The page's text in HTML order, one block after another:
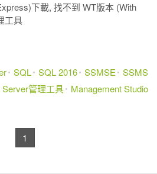
下載, 找不到 WT版本 (With
工具
SQL SQL 2016 SSMSE
SSMS
Server管理工具
Management Studio
1